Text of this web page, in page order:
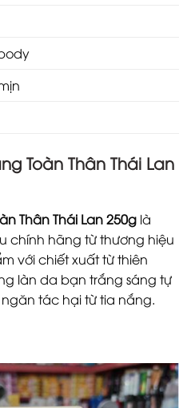
Toàn Thân Thái Lan
Thân Thái Lan 250g là
chính hãng từ thương hiệu
với chiết xuất từ thiên
làn da bạn trắng sáng tự
tác hại từ tia nắng.